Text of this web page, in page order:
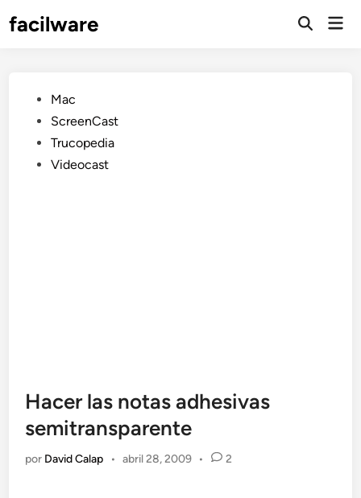
facilware
Publicado
en
Mac
ScreenCast
Trucopedia
Videocast
Hacer las notas adhesivas
semitransparente
por David Calap • abril 28, 2009 • 2